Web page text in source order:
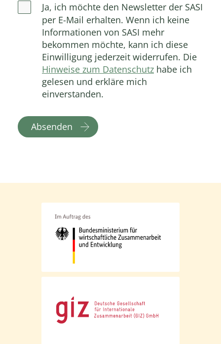
Ja, ich möchte den Newsletter der SASI
per E-Mail erhalten. Wenn ich keine
Informationen von SASI mehr
bekommen möchte, kann ich diese
Einwilligung jederzeit widerrufen. Die
Hinweise zum Datenschutz habe ich
gelesen und erkläre mich
einverstanden.
Absenden